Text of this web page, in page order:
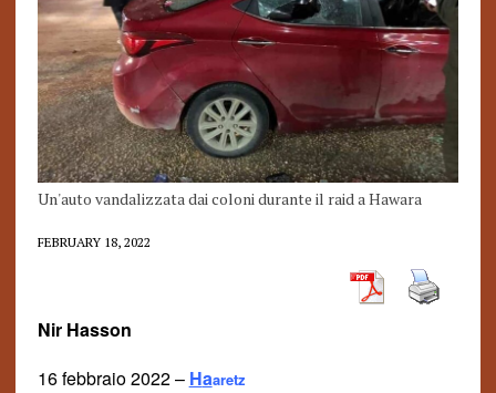
Un'auto vandalizzata dai coloni durante il raid a Hawara
FEBRUARY 18, 2022
Nir Hasson
16 febbraio 2022 – Haaretz